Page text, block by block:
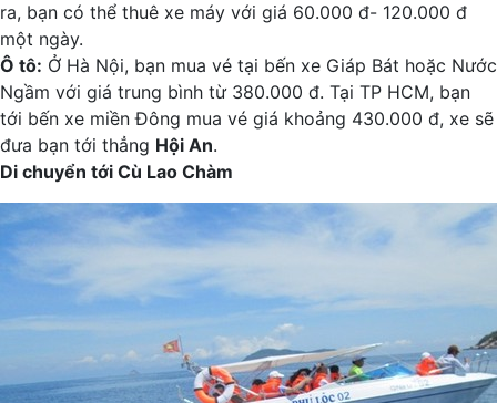
ra, bạn có thể thuê xe máy với giá 60.000 đ- 120.000 đ
một ngày.
Ô tô: Ở Hà Nội, bạn mua vé tại bến xe Giáp Bát hoặc Nước
Ngầm với giá trung bình từ 380.000 đ. Tại TP HCM, bạn
tới bến xe miền Đông mua vé giá khoảng 430.000 đ, xe sẽ
đưa bạn tới thẳng Hội An.
Di chuyển tới Cù Lao Chàm